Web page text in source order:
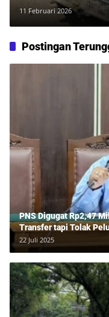
11 Februari 2026
Postingan
PNS Digugat Rp2,47
Transfer tapi Tolak
Lawan Tipu Rp850 Juta
22 Juli 2025